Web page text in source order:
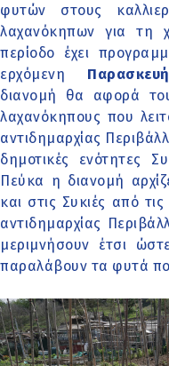
φυτών στους
λαχανόκηπων για τη
περίοδο έχει
ερχόμενη
διανομή θα αφορά
λαχανόκηπους που
αντιδημαρχίας
δημοτικές ενότητες
Πεύκα η διανομή
και στις Συκιές από
αντιδημαρχίας
μεριμνήσουν έτσι
παραλάβουν τα φυτά